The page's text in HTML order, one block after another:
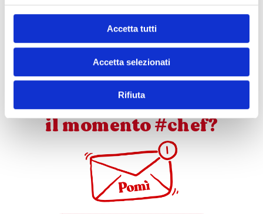
Accetta tutti
Accetta selezionati
Rifiuta
SCARICA QUESTA RICETTA!
e se mi prende
il momento #chef?